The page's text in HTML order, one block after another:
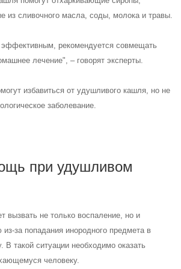
из сливочного масла, соды, молока и травы.
рекомендуется совмещать
лечение", – говорят эксперты.
избавиться от удушливого кашля, но не
заболевание.
при удушливом
вызвать не только воспаление, но и
за попадания инородного предмета в
В такой ситуации необходимо оказать
человеку.